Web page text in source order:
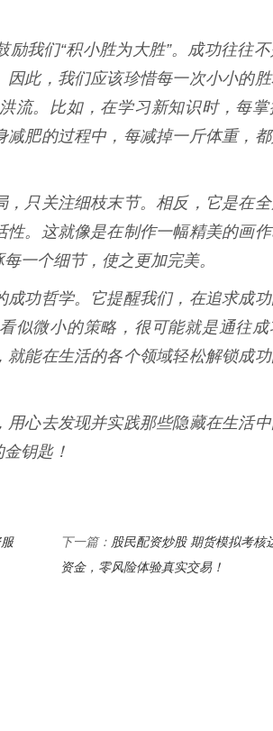
励我们“积小胜为大胜”。成功往往
此，我们应该珍惜每一次小小的
流。比如，在学习新知识时，每
肥的过程中，每减掉一斤体重，
只关注细枝末节。相反，它是在
性。这就像是在制作一幅精美的画
一个细节，使之更加完美。
功哲学。它提醒我们，在追求成功
似微小的策略，很可能就是通往
能在生活的各个领域轻松解锁成
心去发现并实践那些隐藏在生活
钥匙！
下一篇： 股民配资炒股 期货模拟考核
资金，零风险体验真实交易！